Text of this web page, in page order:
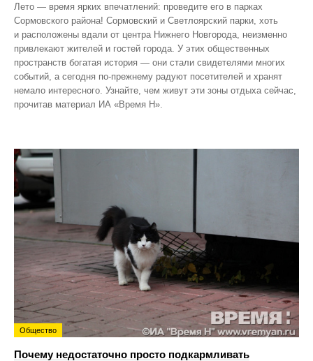
Лето — время ярких впечатлений: проведите его в парках
Сормовского района! Сормовский и Светлоярский парки, хоть
и расположены вдали от центра Нижнего Новгорода, неизменно
привлекают жителей и гостей города. У этих общественных
пространств богатая история — они стали свидетелями многих
событий, а сегодня по‑прежнему радуют посетителей и хранят
немало интересного. Узнайте, чем живут эти зоны отдыха сейчас,
прочитав материал ИА «Время Н».
Общество
Почему недостаточно просто подкармливать